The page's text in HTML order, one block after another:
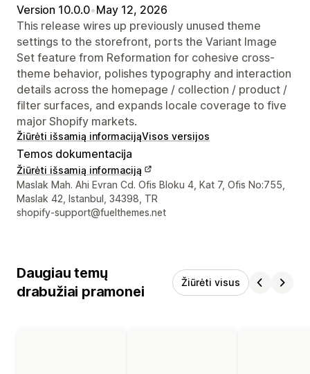
Version 10.0.0•May 12, 2026
This release wires up previously unused theme
settings to the storefront, ports the Variant Image
Set feature from Reformation for cohesive cross-
theme behavior, polishes typography and interaction
details across the homepage / collection / product /
filter surfaces, and expands locale coverage to five
major Shopify markets.
Žiūrėti išsamią informacijąVisos versijos
Temos dokumentacija
Žiūrėti išsamią informaciją
Kūrėjo kontaktiniai duomenys
Maslak Mah. Ahi Evran Cd. Ofis Bloku 4, Kat 7, Ofis No:755,
Maslak 42, Istanbul, 34398, TR
shopify-support@fuelthemes.net
Daugiau temų
drabužiai pramonei
Žiūrėti visus